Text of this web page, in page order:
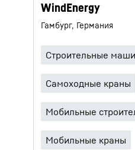
WindEnergy
Гамбург, Германия